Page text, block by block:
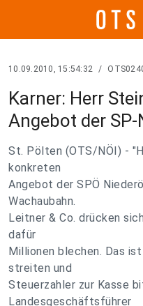
10.09.2010, 15:54:32 /
Karner: Herr
Angebot der SP-
St. Pölten (OTS/NÖI) -
konkreten
Angebot der SPÖ
Wachaubahn.
Leitner & Co. drücken
dafür
Millionen blechen. Das
streiten und
Steuerzahler zur Kasse
Landesgeschäftsführer